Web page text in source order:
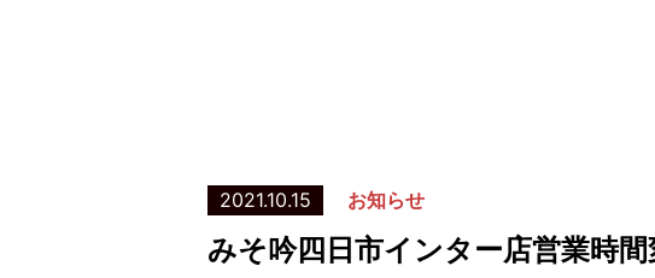
2021.10.15 お知らせ
みそ吟四日市インター店営業時